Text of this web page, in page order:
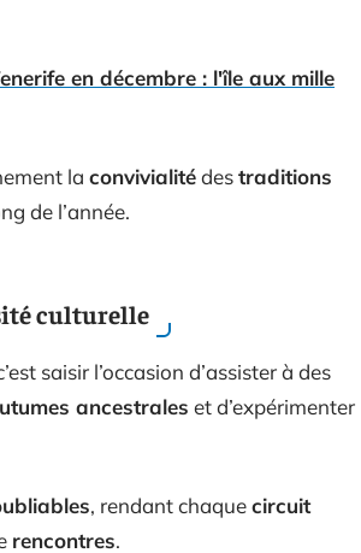
en décembre : l'île aux mille
la convivialitédestraditions
de l’année.
culturelle
saisir l’occasion d’assister à des
ancestrales et d’expérimenter
, rendant chaquecircuit
rencontres.